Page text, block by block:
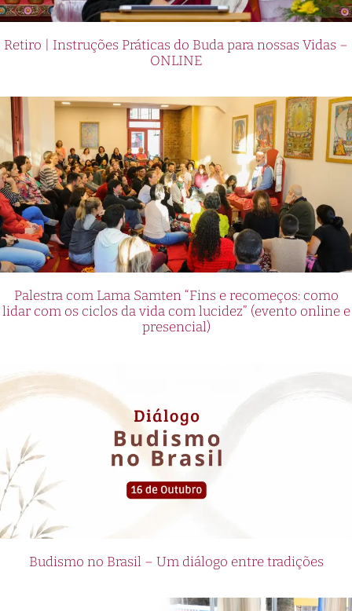
Retiro | Instruções Práticas do Buda para nossas Vidas –
ONLINE
Palestra com Lama Samten “Fins e recomeços: como
lidar com os ciclos da vida com lucidez” (evento online e
presencial)
Budismo no Brasil – Um diálogo entre tradições